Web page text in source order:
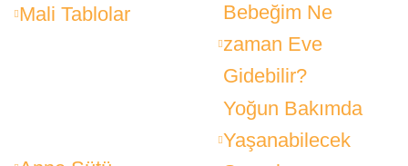
Mali Tablolar
Bebeğim Ne
zaman Eve
Gidebilir?
Yoğun Bakımda
Yaşanabilecek